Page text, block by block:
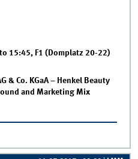
to 15:45, F1 (Domplatz 20-22)
& Co. KGaA – Henkel Beauty
and Marketing Mix
by Melanie Hübschen (Henkel)